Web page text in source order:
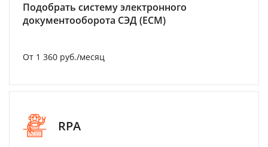
Подобрать систему электронного
документооборота СЭД (ECM)
От 1 360 руб./месяц
RPA